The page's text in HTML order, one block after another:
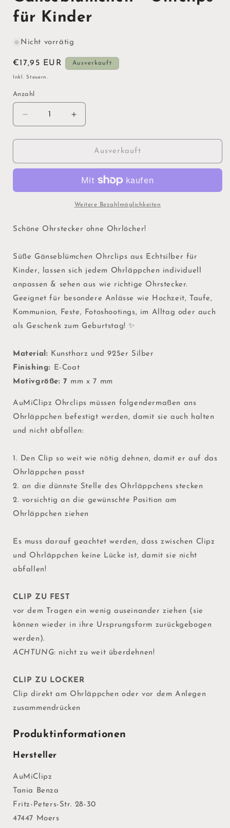
für Kinder
Nicht vorrätig
Normaler
Preis
€17,95 EUR Ausverkauft
Inkl. Steuern.
Anzahl
Verringere
die
Menge
Gänseblümchen
für
Erhöhe
die
Menge
Gänseblümchen
Ohrclips
für
Kinder
Ausverkauft
Weitere Bezahlmöglichkeiten
Schöne Ohrstecker ohne Ohrlöcher!
Süße Gänseblümchen Ohrclips aus Echtsilber für
Kinder, lassen sich jedem Ohrläppchen individuell
anpassen & sehen aus wie richtige Ohrstecker.
Geeignet für besondere Anlässe wie Hochzeit, Taufe,
Kommunion, Feste, Fotoshootings, im Alltag oder auch
als Geschenk zum Geburtstag!✨
Material: Kunstharz und 925er Silber
Finishing: E-Coat
Motivgröße: 7 mm x 7 mm
AuMiClipz Ohrclips müssen folgendermaßen ans
Ohrläppchen befestigt werden, damit sie auch halten
und nicht abfallen:
1. Den Clip so weit wie nötig dehnen, damit er auf das
Ohrläppchen passt
2. an die dünnste Stelle des Ohrläppchens stecken
2. vorsichtig an die gewünschte Position am
Ohrläppchen ziehen
Es muss darauf geachtet werden, dass zwischen Clipz
und Ohrläppchen keine Lücke ist, damit sie nicht
abfallen!
CLIP ZU FEST
vor dem Tragen ein wenig auseinander ziehen (sie
können wieder in ihre Ursprungsform zurückgebogen
werden).
ACHTUNG: nicht zu weit überdehnen!
CLIP ZU LOCKER
Clip direkt am Ohrläppchen oder vor dem Anlegen
zusammendrücken
Produktinformationen
Hersteller
AuMiClipz
Tania Benza
Fritz-Peters-Str. 28-30
47447 Moers